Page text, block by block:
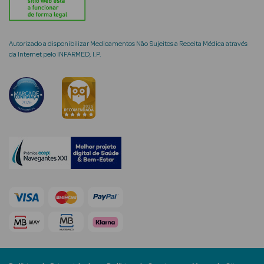
Limpeza Facial
Desmaquilhantes
Solares
Água Termal
Esfoliantes
Lábios
Autorizado a disponibilizar Medicamentos Não Sujeitos a Receita Médica através
da Internet pelo INFARMED, I.P.